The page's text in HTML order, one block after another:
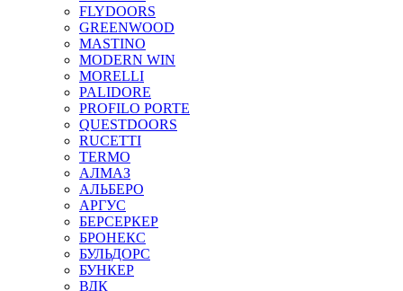
FLYDOORS
GREENWOOD
MASTINO
MODERN WIN
MORELLI
PALIDORE
PROFILO PORTE
QUESTDOORS
RUCETTI
TERMO
АЛМАЗ
АЛЬБЕРО
АРГУС
БЕРСЕРКЕР
БРОНЕКС
БУЛЬДОРС
БУНКЕР
ВДК